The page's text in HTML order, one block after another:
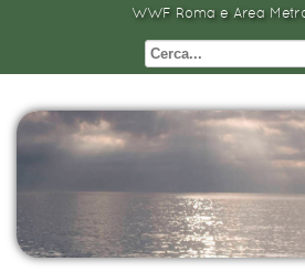
WWF Roma e Area